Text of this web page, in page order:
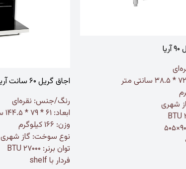
شهری
اجاق گریل ۶۰ سانت آریا
رنگ/جنس: نقره‌ای
ابعاد: ۶۱ * ۷۹ * ۱۴۴.۵ سانتی متر
وزن: ۱۶۶ کیلوگرم
نوع سوخت: گاز شهری
توان برنر: ۲۷۰۰۰ BTU
فردار با shelf